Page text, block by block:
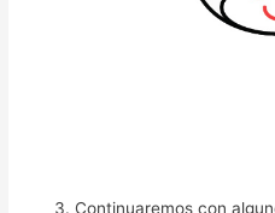
Continuaremos con